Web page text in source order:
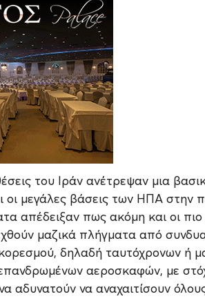
του Ιράν ανέτρεψαν μια
οι μεγάλες βάσεις των ΗΠΑ στην
απέδειξαν πως ακόμη και οι
μαζικά πλήγματα από
δηλαδή ταυτόχρονων ή
αεροσκαφών, με
να αναχαιτίσουν